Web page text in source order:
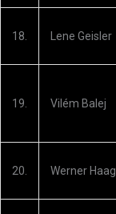
18. Lene Geisler
19. Vilém Balej
20. Werner Haag